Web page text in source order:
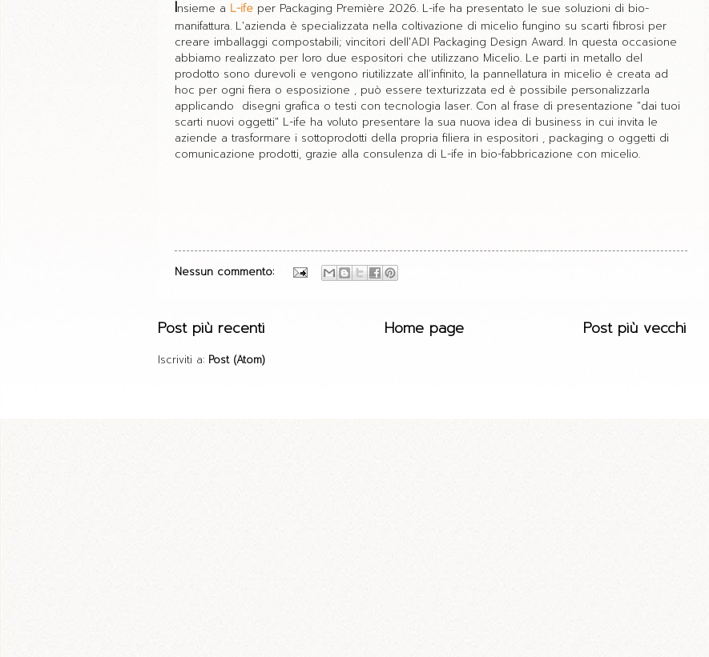
Insieme a L-ife per Packaging Première 2026. L-ife ha presentato le sue soluzioni di bio-
manifattura. L'azienda è specializzata nella coltivazione di micelio fungino su scarti fibrosi per
creare imballaggi compostabili; vincitori dell'ADI Packaging Design Award. In questa occasione
abbiamo realizzato per loro due espositori che utilizzano Micelio. Le parti in metallo del
prodotto sono durevoli e vengono riutilizzate all’infinito, la pannellatura in micelio è creata ad
hoc per ogni fiera o esposizione , può essere texturizzata ed è possibile personalizzarla
applicando disegni grafica o testi con tecnologia laser. Con al frase di presentazione "dai tuoi
scarti nuovi oggetti" L-ife ha voluto presentare la sua nuova idea di business in cui invita le
aziende a trasformare i sottoprodotti della propria filiera in espositori , packaging o oggetti di
comunicazione prodotti, grazie alla consulenza di L-ife in bio-fabbricazione con micelio.
Nessun commento:
Post più recenti Post più vecchi
Home page
Iscriviti a: Post (Atom)